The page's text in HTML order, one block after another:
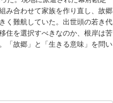
み合わせて家族を作り直し、故郷
く難航していた。出世頭の若き代
住を選択すべきなのか、根岸は苦
故郷」と「生きる意味」を問い